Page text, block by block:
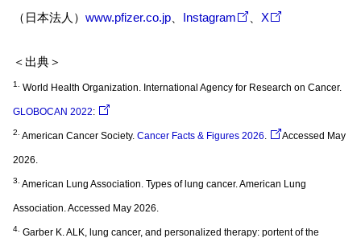
（日本法人） www.pfizer.co.jp Instagram X
＜出典＞
1. World Health Organization. International Agency for Research on Cancer.
GLOBOCAN 2022:
2. American Cancer Society. Cancer Facts & Figures 2026 Accessed May
2026.
3. American Lung Association. Types of lung cancer. American Lung
Association. Accessed May 2026.
4. Garber K. ALK, lung cancer, and personalized therapy: portent of the